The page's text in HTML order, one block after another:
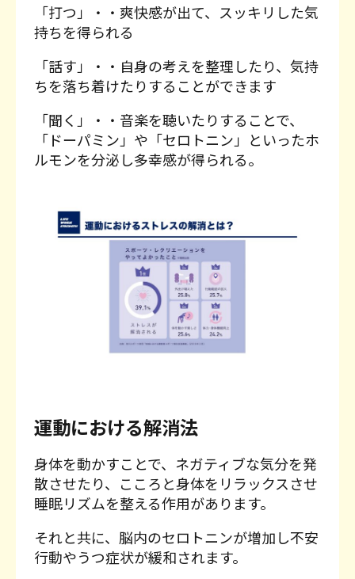
「打つ」・・爽快感が出て、スッキリした気
持ちを得られる
「話す」・・自身の考えを整理したり、気持
ちを落ち着けたりすることができます
「聞く」・・音楽を聴いたりすることで、
「ドーパミン」や「セロトニン」といったホ
ルモンを分泌し多幸感が得られる。
運動における解消法
身体を動かすことで、ネガティブな気分を発
散させたり、こころと身体をリラックスさせ
睡眠リズムを整える作用があります。
それと共に、脳内のセロトニンが増加し不安
行動やうつ症状が緩和されます。